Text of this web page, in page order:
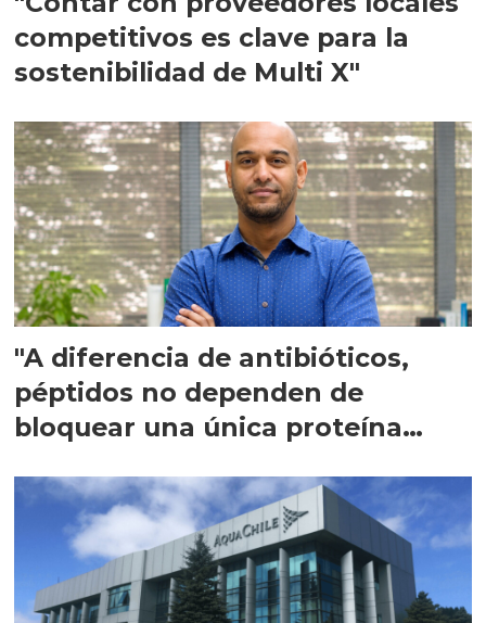
competitivos es clave para la
sostenibilidad de Multi X"
"A diferencia de antibióticos,
péptidos no dependen de
bloquear una única proteína